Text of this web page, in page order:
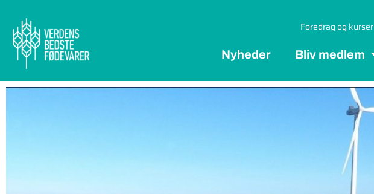
Foredrag og kurser
Nyheder Bliv medlem